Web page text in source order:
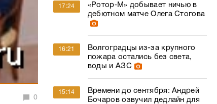
0
17:24
«Ротор‑М» добывает ничью в
дебютном матче Олега Стогова
16:21
Волгоградцы из-за крупного
пожара остались без света,
воды и АЗС
15:14
Времени до сентября: Андрей
Бочаров озвучил дедлайн для